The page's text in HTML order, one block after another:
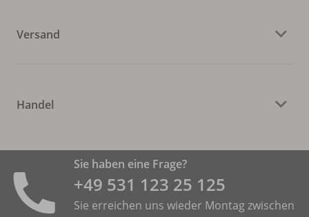
Versand
Handel
Sie haben eine Frage?
+49 531 ­123 25 125
Sie erreichen uns wieder Montag zwischen